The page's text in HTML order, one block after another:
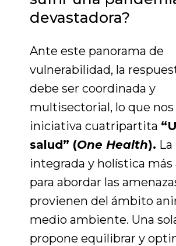
devastadora?
Ante este panorama de
vulnerabilidad, la
debe ser coordinada y
multisectorial, lo que nos
iniciativa cuatripartita
salud” (One Health).
integrada y holística más
para abordar las
provienen del ámbito
medio ambiente. Una
propone equilibrar y